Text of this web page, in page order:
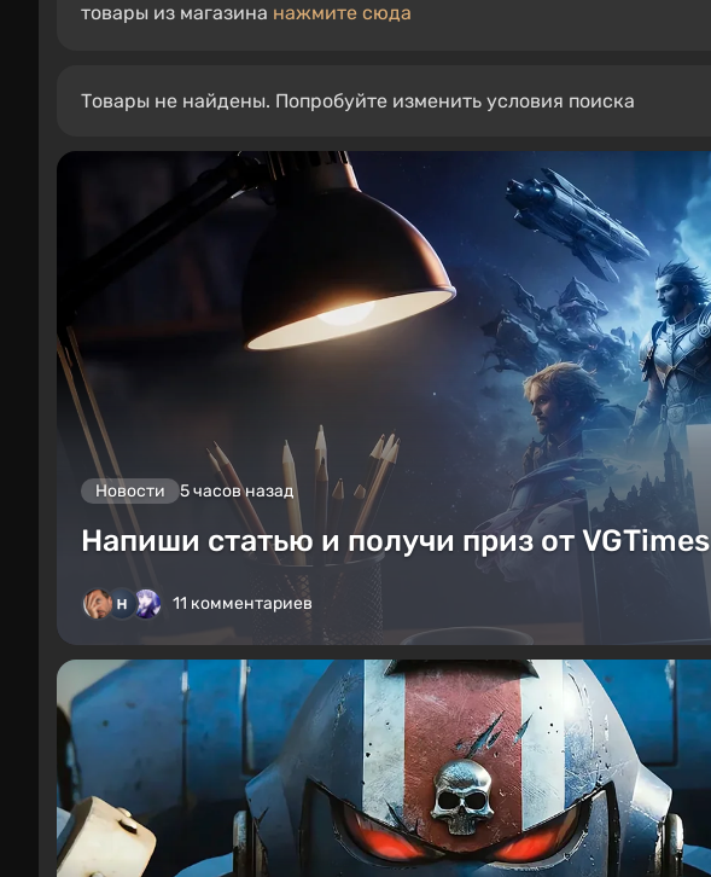
товары из магазина нажмите сюда
Товары не найдены. Попробуйте изменить условия поиска
Новости 5 часов назад
Напиши статью и получи приз от
11 комментариев